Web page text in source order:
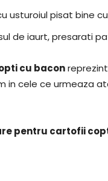
usturoiul pisat bine
de iaurt, presarati
cu bacon
in cele ce urmeaza
pentru cartofii